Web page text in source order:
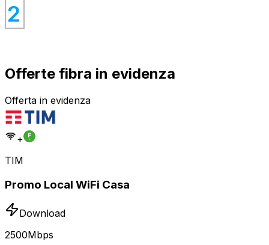
2
0
Offerte fibra in evidenza
Offerta in evidenza
+
TIM
Promo Local WiFi Casa
Download
2500Mbps